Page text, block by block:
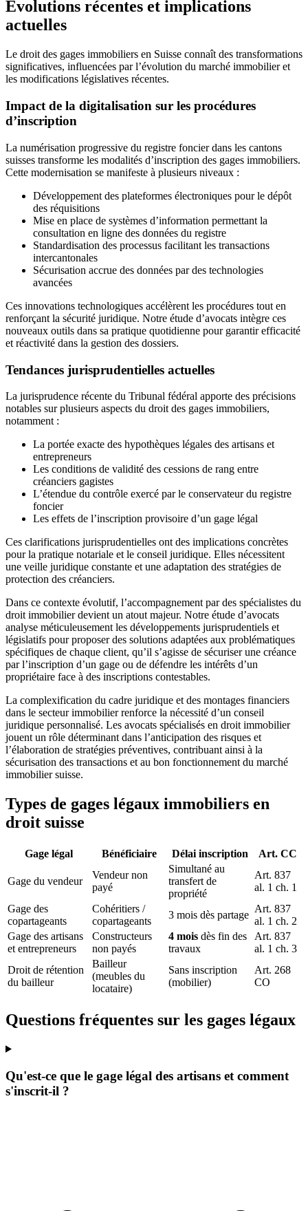
Évolutions récentes et implications
actuelles
Le droit des gages immobiliers en Suisse connaît des transformations
significatives, influencées par l’évolution du marché immobilier et
les modifications législatives récentes.
Impact de la digitalisation sur les procédures
d’inscription
La numérisation progressive du registre foncier dans les cantons
suisses transforme les modalités d’inscription des gages immobiliers.
Cette modernisation se manifeste à plusieurs niveaux :
Développement des plateformes électroniques pour le dépôt
des réquisitions
Mise en place de systèmes d’information permettant la
consultation en ligne des données du registre
Standardisation des processus facilitant les transactions
intercantonales
Sécurisation accrue des données par des technologies
avancées
Ces innovations technologiques accélèrent les procédures tout en
renforçant la sécurité juridique. Notre étude d’avocats intègre ces
nouveaux outils dans sa pratique quotidienne pour garantir efficacité
et réactivité dans la gestion des dossiers.
Tendances jurisprudentielles actuelles
La jurisprudence récente du Tribunal fédéral apporte des précisions
notables sur plusieurs aspects du droit des gages immobiliers,
notamment :
La portée exacte des hypothèques légales des artisans et
entrepreneurs
Les conditions de validité des cessions de rang entre
créanciers gagistes
L’étendue du contrôle exercé par le conservateur du registre
foncier
Les effets de l’inscription provisoire d’un gage légal
Ces clarifications jurisprudentielles ont des implications concrètes
pour la pratique notariale et le conseil juridique. Elles nécessitent
une veille juridique constante et une adaptation des stratégies de
protection des créanciers.
Dans ce contexte évolutif, l’accompagnement par des spécialistes du
droit immobilier devient un atout majeur. Notre étude d’avocats
analyse méticuleusement les développements jurisprudentiels et
législatifs pour proposer des solutions adaptées aux problématiques
spécifiques de chaque client, qu’il s’agisse de sécuriser une créance
par l’inscription d’un gage ou de défendre les intérêts d’un
propriétaire face à des inscriptions contestables.
La complexification du cadre juridique et des montages financiers
dans le secteur immobilier renforce la nécessité d’un conseil
juridique personnalisé. Les avocats spécialisés en droit immobilier
jouent un rôle déterminant dans l’anticipation des risques et
l’élaboration de stratégies préventives, contribuant ainsi à la
sécurisation des transactions et au bon fonctionnement du marché
immobilier suisse.
Types de gages légaux immobiliers en
droit suisse
Gage légal Bénéficiaire Délai inscription Art. CC
Gage du vendeur
Vendeur non
payé
Simultané au
transfert de
propriété
Art. 837
al. 1 ch. 1
Gage des
copartageants
Cohéritiers /
copartageants
3 mois dès partage
Art. 837
al. 1 ch. 2
Gage des artisans
et entrepreneurs
Constructeurs
non payés
4 mois dès fin des
travaux
Art. 837
al. 1 ch. 3
Droit de rétention
du bailleur
Bailleur
(meubles du
locataire)
Sans inscription
(mobilier)
Art. 268
CO
Questions fréquentes sur les gages légaux
Qu'est-ce que le gage légal des artisans et comment
s'inscrit-il ?